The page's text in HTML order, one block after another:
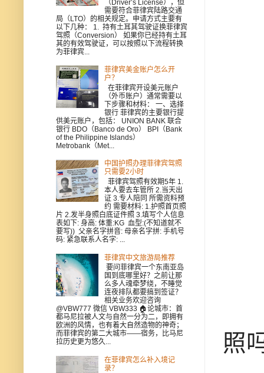
照
（Driver’s License），但
需要符合菲律宾陆路交通
局（LTO）的相关规定。申请方式主要有
以下几种： 1. 持有土耳其驾驶证换菲律宾
驾照（Conversion） 如果你已经持有土耳
其的有效驾驶证，可以按照以下流程转换
为菲律宾...
菲律宾美金账户怎么开
户？
在菲律宾开设美元账户
（外币账户）通常需要以
下步骤和材料： 一、选择
银行 菲律宾的主要银行提
供美元账户，包括： UNION BANK 联合
银行 BDO（Banco de Oro） BPI（Bank
of the Philippine Islands）
Metrobank（Met...
中国护照办理菲律宾驾照
只需要2小时
菲律宾驾照有效期5年 1.
本人要去车管所 2.当天出
证 3.专人陪同 所需资料预
约 需要材料: 1.护照首页照
片 2.发半身照白底证件照 3.填写个人信息
表如下: 身高: 体重:KG 血型:(不知道就不
要写)) 父亲名字拼音: 母亲名字拼: 手机号
码: 紧急联系人名字: ...
菲律宾中文旅游局推荐
要问菲律宾一个东南亚岛
国到底哪里好？之前让那
么多人魂牵梦绕，不睡觉
连夜排队都要搞到签证？
相关业务欢迎咨询
@VBW777 微信 VBW333 🏠论城市：首
都马尼拉被人文与自然一分为二，即拥有
欧洲的风情，也有着大自然造物的神奇；
而菲律宾的第二大城市——宿务，比马尼
拉历史更为悠久...
在菲律宾怎么补入境记
录？